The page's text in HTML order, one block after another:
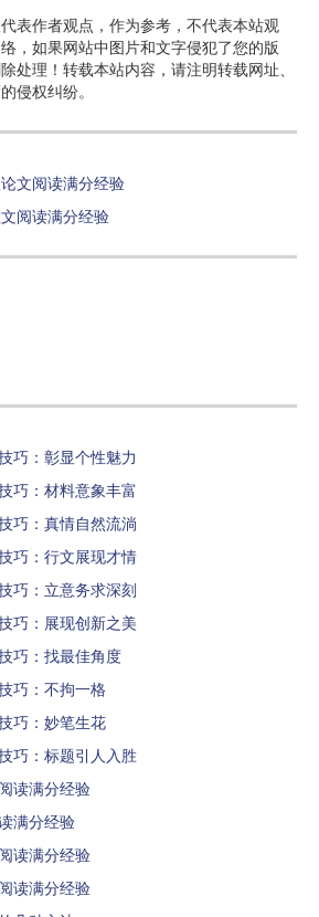
代表作者观点，作为参考，不代表本站观
，如果网站中图片和文字侵犯了您的版
处理！转载本站内容，请注明转载网址、
侵权纠纷。
文阅读满分经验
阅读满分经验
巧：彰显个性魅力
巧：材料意象丰富
巧：真情自然流淌
巧：行文展现才情
巧：立意务求深刻
巧：展现创新之美
巧：找最佳角度
巧：不拘一格
巧：妙笔生花
巧：标题引人入胜
读满分经验
满分经验
读满分经验
读满分经验